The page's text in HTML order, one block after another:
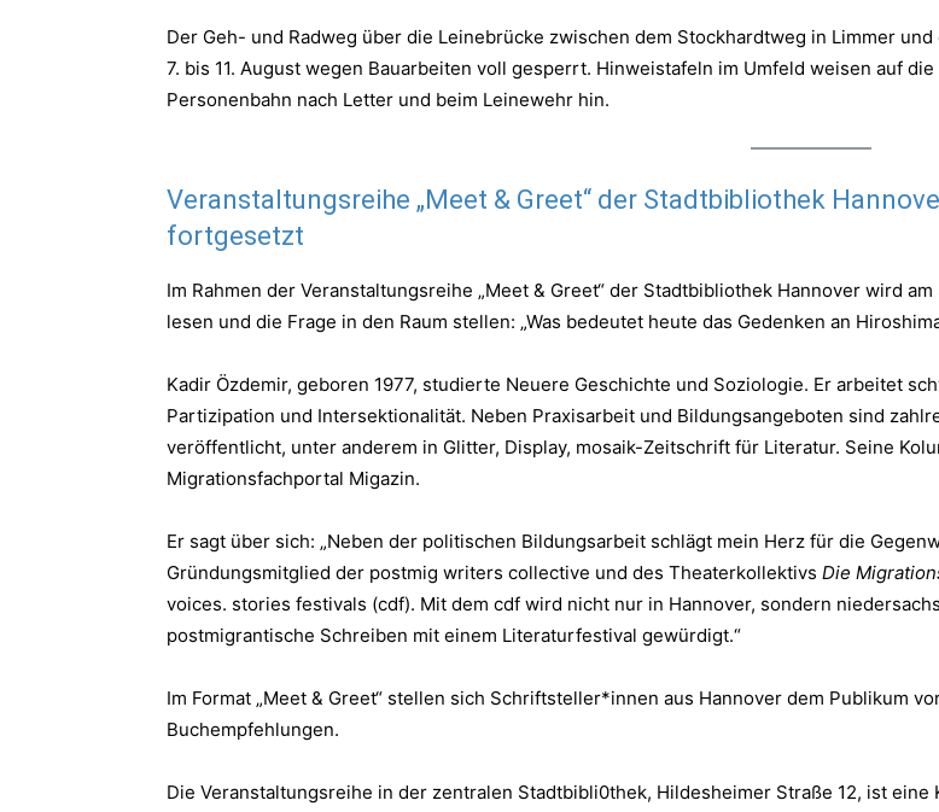
Der Geh- und Radweg über die Leinebrücke zwischen dem Stockhardtweg in Limmer
7. bis 11. August wegen Bauarbeiten voll gesperrt. Hinweistafeln im Umfeld weisen auf
Personenbahn nach Letter und beim Leinewehr hin.
Veranstaltungsreihe „Meet & Greet“ der Stadtbibliothek
fortgesetzt
Im Rahmen der Veranstaltungsreihe „Meet & Greet“ der Stadtbibliothek Hannover wird
lesen und die Frage in den Raum stellen: „Was bedeutet heute das Gedenken an
Kadir Özdemir, geboren 1977, studierte Neuere Geschichte und Soziologie. Er arbeitet
Partizipation und Intersektionalität. Neben Praxisarbeit und Bildungsangeboten sind
veröffentlicht, unter anderem in Glitter, Display, mosaik-Zeitschrift für Literatur. Seine
Migrationsfachportal Migazin.
Er sagt über sich: „Neben der politischen Bildungsarbeit schlägt mein Herz für die
Gründungsmitglied der postmig writers collective und des Theaterkollektivs Die
voices. stories festivals (cdf). Mit dem cdf wird nicht nur in Hannover, sondern
postmigrantische Schreiben mit einem Literaturfestival gewürdigt.“
Im Format „Meet & Greet“ stellen sich Schriftsteller*innen aus Hannover dem Publikum
Buchempfehlungen.
Die Veranstaltungsreihe in der zentralen Stadtbibli0thek, Hildesheimer Straße 12, ist